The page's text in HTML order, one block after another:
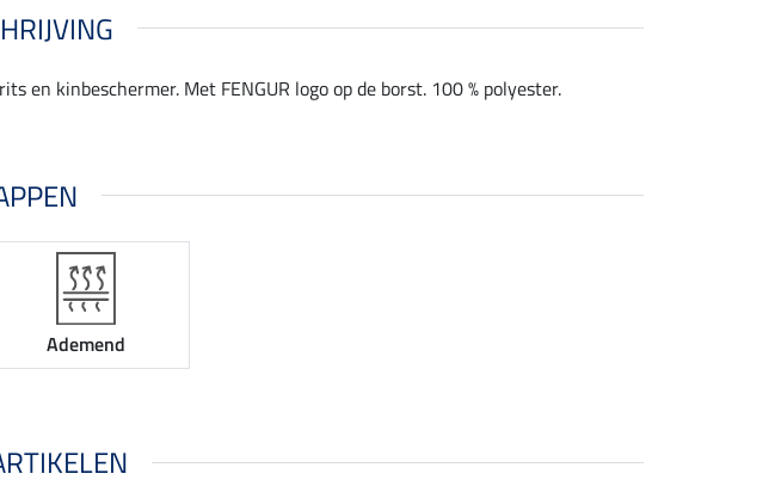
en kinbeschermer. Met FENGUR logo op de borst. 100 % polyester.
Ademend